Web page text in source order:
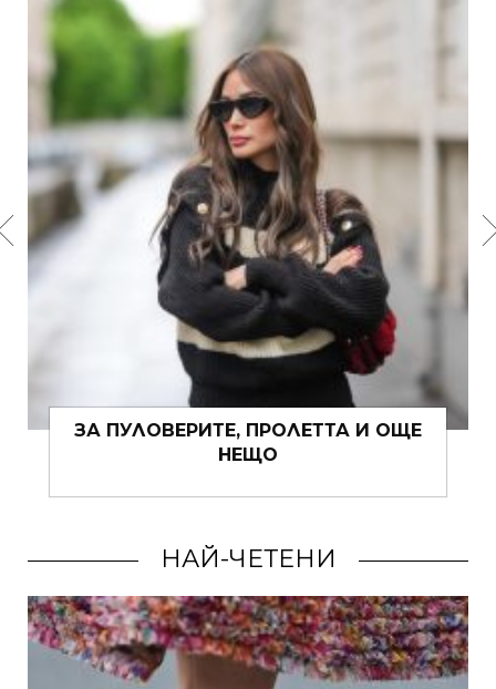
ЗА ПУЛОВЕРИТЕ, ПРОЛЕТТА И ОЩЕ
НЕЩО
НАЙ-ЧЕТЕНИ